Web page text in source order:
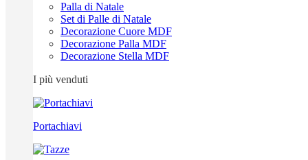
Palla di Natale
Set di Palle di Natale
Decorazione Cuore MDF
Decorazione Palla MDF
Decorazione Stella MDF
I più venduti
Portachiavi